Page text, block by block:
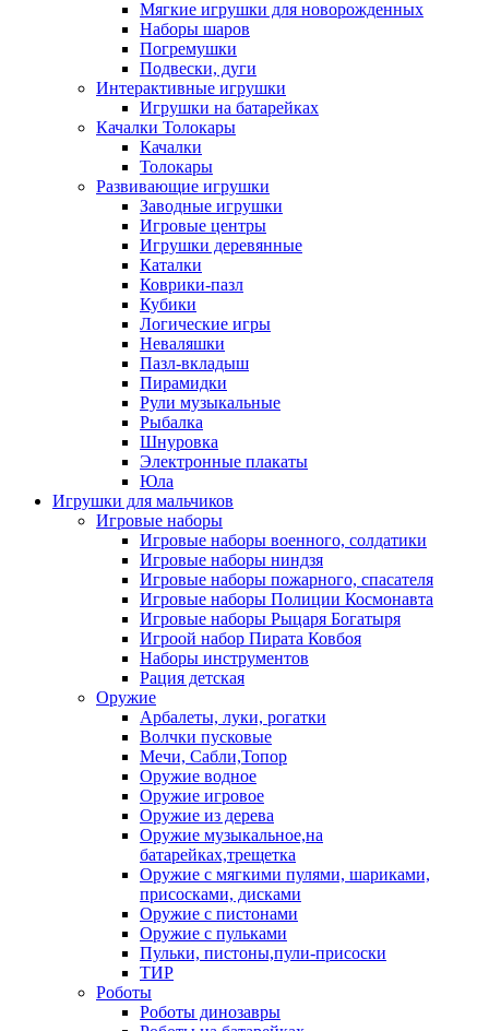
Мягкие игрушки для новорожденных
Наборы шаров
Погремушки
Подвески, дуги
Интерактивные игрушки
Игрушки на батарейках
Качалки Толокары
Качалки
Толокары
Развивающие игрушки
Заводные игрушки
Игровые центры
Игрушки деревянные
Каталки
Коврики-пазл
Кубики
Логические игры
Неваляшки
Пазл-вкладыш
Пирамидки
Рули музыкальные
Рыбалка
Шнуровка
Электронные плакаты
Юла
Игрушки для мальчиков
Игровые наборы
Игровые наборы военного, солдатики
Игровые наборы ниндзя
Игровые наборы пожарного, спасателя
Игровые наборы Полиции Космонавта
Игровые наборы Рыцаря Богатыря
Игроой набор Пирата Ковбоя
Наборы инструментов
Рация детская
Оружие
Арбалеты, луки, рогатки
Волчки пусковые
Мечи, Сабли,Топор
Оружие водное
Оружие игровое
Оружие из дерева
Оружие музыкальное,на
батарейках,трещетка
Оружие с мягкими пулями, шариками,
присосками, дисками
Оружие с пистонами
Оружие с пульками
Пульки, пистоны,пули-присоски
ТИР
Роботы
Роботы динозавры